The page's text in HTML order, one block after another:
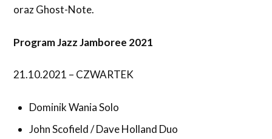
oraz Ghost-Note.
Program Jazz Jamboree 2021
21.10.2021 – CZWARTEK
Dominik Wania Solo
John Scofield / Dave Holland Duo